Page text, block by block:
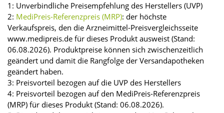
1: Unverbindliche Preisempfehlung des Herstellers (UVP)
2: MediPreis-Referenzpreis (MRP): der höchste
Verkaufspreis, den die Arzneimittel-Preisvergleichsseite
www.medipreis.de für dieses Produkt ausweist (Stand:
06.08.2026). Produktpreise können sich zwischenzeitlich
geändert und damit die Rangfolge der Versandapotheken
geändert haben.
3: Preisvorteil bezogen auf die UVP des Herstellers
4: Preisvorteil bezogen auf den MediPreis-Referenzpreis
(MRP) für dieses Produkt (Stand: 06.08.2026).